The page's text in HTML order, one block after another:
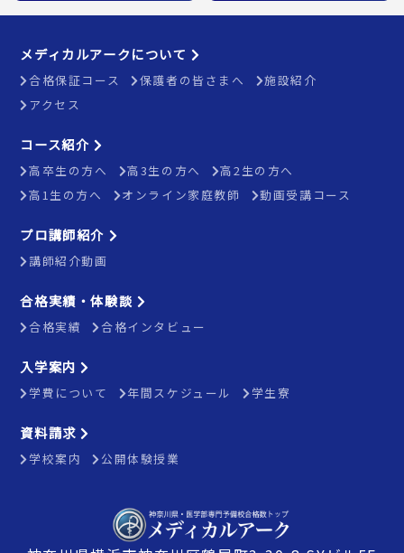
メディカルアークについて
合格保証コース 保護者の皆さまへ
施設紹介
アクセス
コース紹介
高卒生の方へ 高3生の方へ
高2生の方へ
高1生の方へ
オンライン家庭教師 動画受講コース
プロ講師紹介
講師紹介動画
合格実績・体験談
合格実績 合格インタビュー
入学案内
学費について 年間スケジュール 学生寮
資料請求
学校案内 公開体験授業